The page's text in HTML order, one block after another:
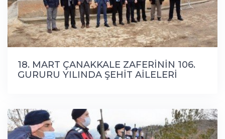
18. MART ÇANAKKALE ZAFERİNİN 106.
GURURU YILINDA ŞEHİT AİLELERİ